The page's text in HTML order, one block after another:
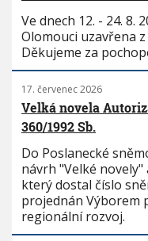
Ve dnech 12. - 24. 8.
Olomouci uzavřena
Děkujeme za
17. červenec 2026
Velká novela
360/1992 Sb.
Do Poslanecké
návrh "Velké
který dostal číslo
projednán Výborem
regionální rozvoj.